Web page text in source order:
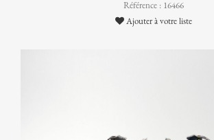
Référence : 16466
Ajouter à votre liste